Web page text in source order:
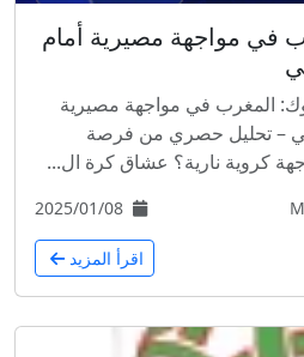
في مواجهة مصيرية أمام
المغرب في مواجهة مصيرية
– تحليل حصري من فرصة
كروية نارية؟ عشاق كرة ال...
اقرأ المزيد